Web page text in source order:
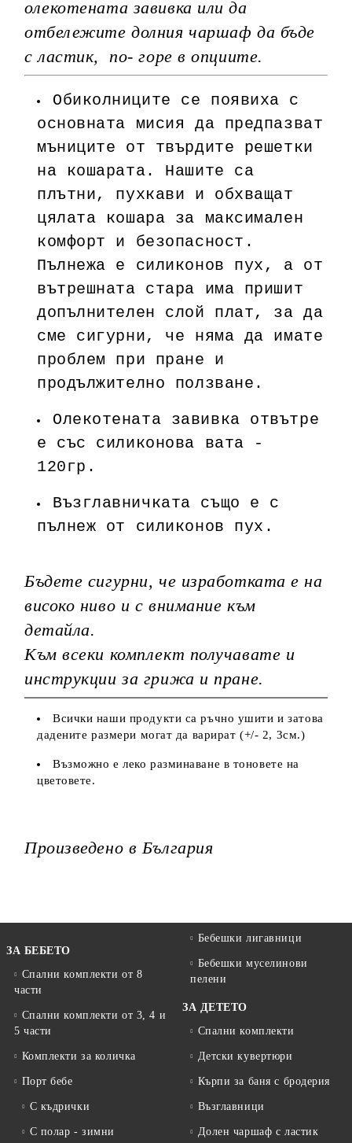
олекотената завивка или да
отбележите долния чаршаф да бъде
с ластик, по- горе в опциите.
Обиколниците се появиха с
основната мисия да предпазват
мъниците от твърдите решетки
на кошарата. Нашите са
плътни, пухкави и обхващат
цялата кошара за максимален
комфорт и безопасност.
Пълнежа е силиконов пух, а от
вътрешната стара има пришит
допълнителен слой плат, за да
сме сигурни, че няма да имате
проблем при пране и
продължително ползване.
Олекотената завивка отвътре
е със силиконова вата -
120гр.
Възглавничката също е с
пълнеж от силиконов пух.
Бъдете сигурни, че изработката е на
високо ниво и с внимание към
детайла.
Към всеки комплект получавате и
инструкции за грижа и пране.
Всички наши продукти са ръчно ушити и затова
дадените размери могат да варират (+/- 2, 3см.)
Възможно е леко разминаване в тоновете на
цветовете.
Произведено в България
ЗА БЕБЕТО
Спални комплекти от 8
части
Спални комплекти от 3, 4 и
5 части
Комплекти за количка
Порт бебе
С къдрички
С полар - зимни
Бебешки лигавници
Бебешки муселинови
пелени
ЗА ДЕТЕТО
Спални комплекти
Детски кувертюри
Кърпи за баня с бродерия
Възглавници
Долен чаршаф с ластик